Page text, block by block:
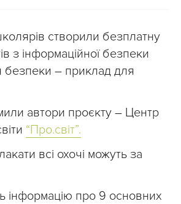
створили безплатну
з інформаційної безпеки
безпеки – приклад для
автори проєкту – Центр
“Про.світ”.
всі охочі можуть за
інформацію про 9 основних